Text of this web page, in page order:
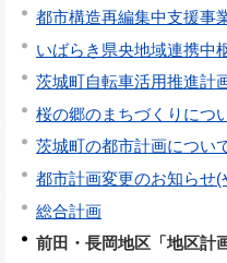
都市構造再編集中支援事
いばらき県央地域連携中
茨城町自転車活用推進計
桜の郷のまちづくりにつ
茨城町の都市計画につい
都市計画変更のお知らせ
総合計画
前田・長岡地区「地区計